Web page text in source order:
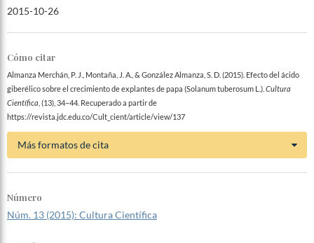
2015-10-26
Cómo citar
Almanza Merchán, P. J., Montaña, J. A., & González Almanza, S. D. (2015). Efecto del ácido
giberélico sobre el crecimiento de explantes de papa (Solanum tuberosum L.).Cultura
Científica, (13), 34–44. Recuperado a partir de
https://revista.jdc.edu.co/Cult_cient/article/view/137
Más formatos de cita
Número
Núm. 13 (2015): Cultura Científica